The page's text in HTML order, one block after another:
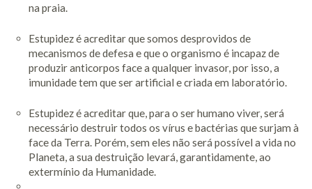
na praia.
Estupidez é acreditar que somos desprovidos de
mecanismos de defesa e que o organismo é incapaz de
produzir anticorpos face a qualquer invasor, por isso, a
imunidade tem que ser artificial e criada em laboratório.
Estupidez é acreditar que, para o ser humano viver, será
necessário destruir todos os vírus e bactérias que surjam à
face da Terra. Porém, sem eles não será possível a vida no
Planeta, a sua destruição levará, garantidamente, ao
extermínio da Humanidade.